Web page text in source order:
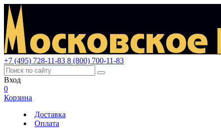
+7 (495) 728-11-83 8 (800) 700-11-83
Вход
0
Корзина
Доставка
Оплата